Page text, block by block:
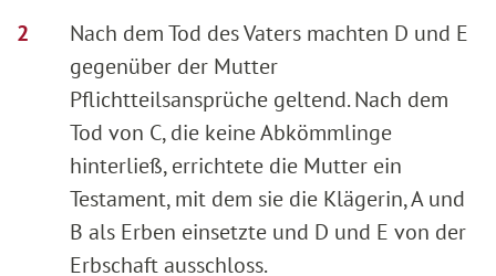
Nach dem Tod des Vaters machten D und E
gegenüber der Mutter
Pflichtteilsansprüche geltend. Nach dem
Tod von C, die keine Abkömmlinge
hinterließ, errichtete die Mutter ein
Testament, mit dem sie die Klägerin, A und
B als Erben einsetzte und D und E von der
Erbschaft ausschloss.